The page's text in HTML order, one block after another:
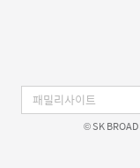
© SK